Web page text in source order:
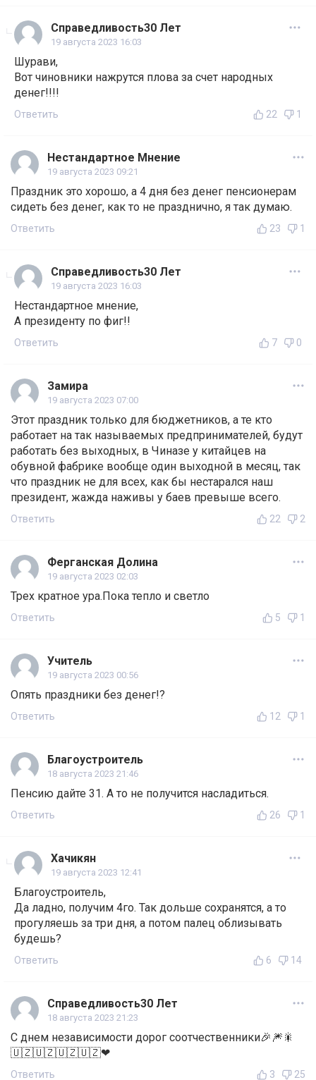
Справедливость30 Лет
19 августа 2023 16:03
Шурави,
Вот чиновники нажрутся плова за счет народных
денег!!!!
Ответить 22 1
Нестандартное Мнение
19 августа 2023 09:21
Праздник это хорошо, а 4 дня без денег пенсионерам
сидеть без денег, как то не празднично, я так думаю.
Ответить 23 1
Справедливость30 Лет
19 августа 2023 16:03
Нестандартное мнение,
А президенту по фиг!!
Ответить 7 0
Замира
19 августа 2023 07:00
Этот праздник только для бюджетников, а те кто
работает на так называемых предпринимателей, будут
работать без выходных, в Чиназе у китайцев на
обувной фабрике вообще один выходной в месяц, так
что праздник не для всех, как бы нестарался наш
президент, жажда наживы у баев превыше всего.
Ответить 22 2
Ферганская Долина
19 августа 2023 02:03
Трех кратное ура.Пока тепло и светло
Ответить 5 1
Учитель
19 августа 2023 00:56
Опять праздники без денег!?
Ответить 12 1
Благоустроитель
18 августа 2023 21:46
Пенсию дайте 31. А то не получится насладиться.
Ответить 26 1
Хачикян
19 августа 2023 12:41
Благоустроитель,
Да ладно, получим 4го. Так дольше сохранятся, а то
прогуляешь за три дня, а потом палец облизывать
будешь?
Ответить 6 14
Справедливость30 Лет
18 августа 2023 21:23
С днем независимости дорог соотчественники🎉🎆🎇
🇺🇿🇺🇿🇺🇿🇺🇿❤
Ответить 3 25